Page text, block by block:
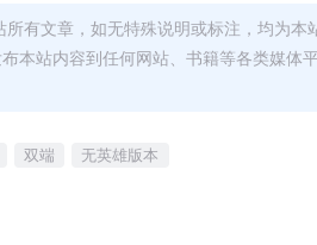
所有文章，如无特殊说明或标注，均为
本站内容到任何网站、书籍等各类媒体
双端 无英雄版本